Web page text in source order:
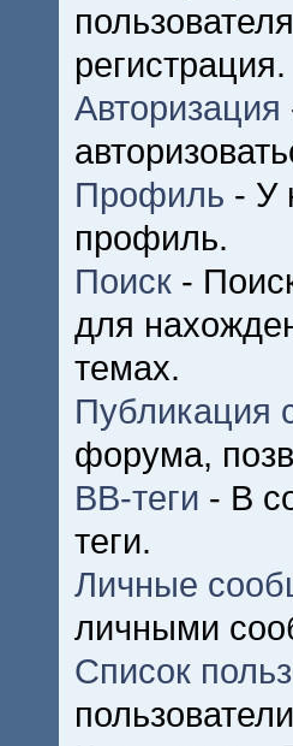
регистрация.
Авторизация
Профиль - У
профиль.
Поиск -
для
темах.
Публикация
форума,
BB-теги - В
теги.
Личные
личными
Список